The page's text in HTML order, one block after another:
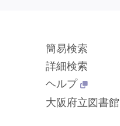
簡易検索
詳細検索
ヘルプ
大阪府立図書館